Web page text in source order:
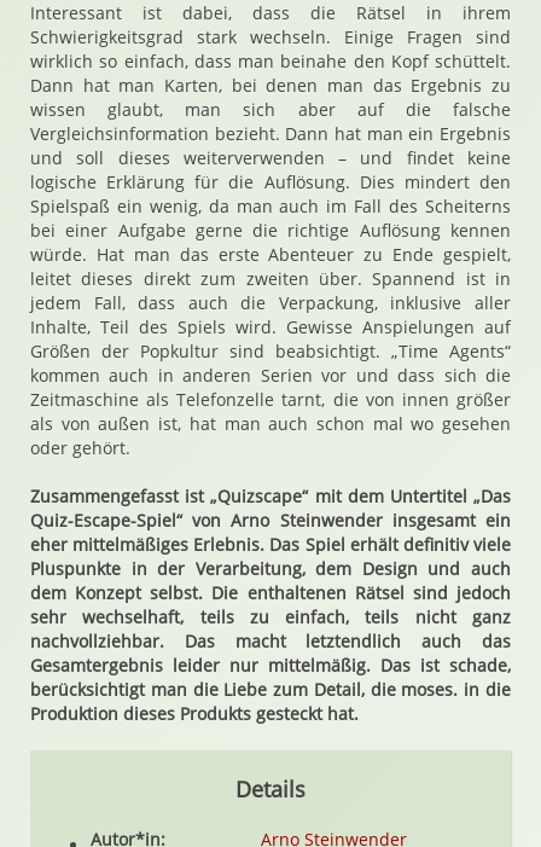
Interessant ist dabei, dass die Rätsel in ihrem
Schwierigkeitsgrad stark wechseln. Einige Fragen sind
wirklich so einfach, dass man beinahe den Kopf schüttelt.
Dann hat man Karten, bei denen man das Ergebnis zu
wissen glaubt, man sich aber auf die falsche
Vergleichsinformation bezieht. Dann hat man ein Ergebnis
und soll dieses weiterverwenden – und findet keine
logische Erklärung für die Auflösung. Dies mindert den
Spielspaß ein wenig, da man auch im Fall des Scheiterns
bei einer Aufgabe gerne die richtige Auflösung kennen
würde. Hat man das erste Abenteuer zu Ende gespielt,
leitet dieses direkt zum zweiten über. Spannend ist in
jedem Fall, dass auch die Verpackung, inklusive aller
Inhalte, Teil des Spiels wird. Gewisse Anspielungen auf
Größen der Popkultur sind beabsichtigt. „Time Agents“
kommen auch in anderen Serien vor und dass sich die
Zeitmaschine als Telefonzelle tarnt, die von innen größer
als von außen ist, hat man auch schon mal wo gesehen
oder gehört.
Zusammengefasst ist „Quizscape“ mit dem Untertitel „Das
Quiz-Escape-Spiel“ von Arno Steinwender insgesamt ein
eher mittelmäßiges Erlebnis. Das Spiel erhält definitiv viele
Pluspunkte in der Verarbeitung, dem Design und auch
dem Konzept selbst. Die enthaltenen Rätsel sind jedoch
sehr wechselhaft, teils zu einfach, teils nicht ganz
nachvollziehbar. Das macht letztendlich auch das
Gesamtergebnis leider nur mittelmäßig. Das ist schade,
berücksichtigt man die Liebe zum Detail, die moses. in die
Produktion dieses Produkts gesteckt hat.
Details
Autor*in: Arno Steinwender